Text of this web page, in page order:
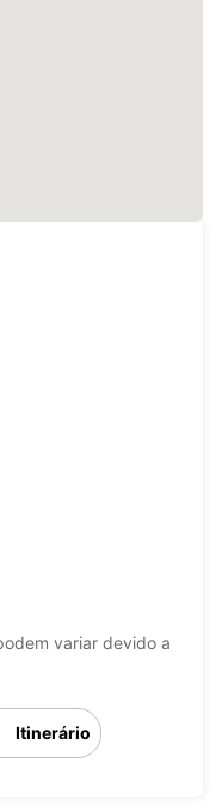
variar devido a
Itinerário